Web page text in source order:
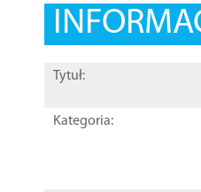
Tytuł:
Kategoria: